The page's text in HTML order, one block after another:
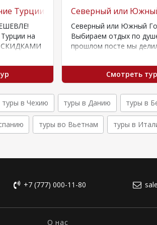
Турции СО СКИДКАМИ ДО 40%!
на
СКИДКАМИ
Северный или
Северный или Южный
Выбираем отдых по
прошлом посте мы
Гоа и подборкой
Смотреть тур
туры в Чехию туры в Данию туры в
туры во Вьетнам туры в
+7 (777) 000-11-80
О нас